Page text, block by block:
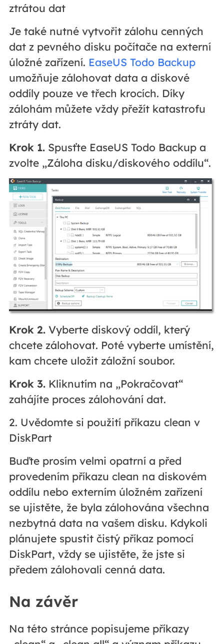
ztrátou dat
Je také nutné vytvořit zálohu cenných
dat z pevného disku počítače na externí
úložné zařízení. EaseUS Todo Backup
umožňuje zálohovat data a diskové
oddíly pouze ve třech krocích. Díky
zálohám můžete vždy přežít katastrofu
ztráty dat.
Krok 1.Spusťte EaseUS Todo Backup a
zvolte „Záloha disku/diskového oddílu“.
Krok 2.Vyberte diskový oddíl, který
chcete zálohovat. Poté vyberte umístění,
kam chcete uložit záložní soubor.
Krok 3.Kliknutím na „Pokračovat“
zahájíte proces zálohování dat.
2. Uvědomte si použití příkazu clean v
DiskPart
Buďte prosím velmi opatrní a před
provedením příkazu clean na diskovém
oddílu nebo externím úložném zařízení
se ujistěte, že byla zálohována všechna
nezbytná data na vašem disku. Kdykoli
plánujete spustit čistý příkaz pomocí
DiskPart, vždy se ujistěte, že jste si
předem zálohovali cenná data.
Na závěr
Na této stránce popisujeme příkazy